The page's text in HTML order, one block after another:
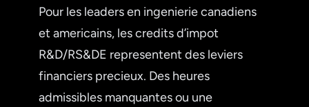
Pour les leaders en ingenierie canadiens
et americains, les credits d’impot
R&D/RS&DE representent des leviers
financiers precieux. Des heures
admissibles manquantes ou une